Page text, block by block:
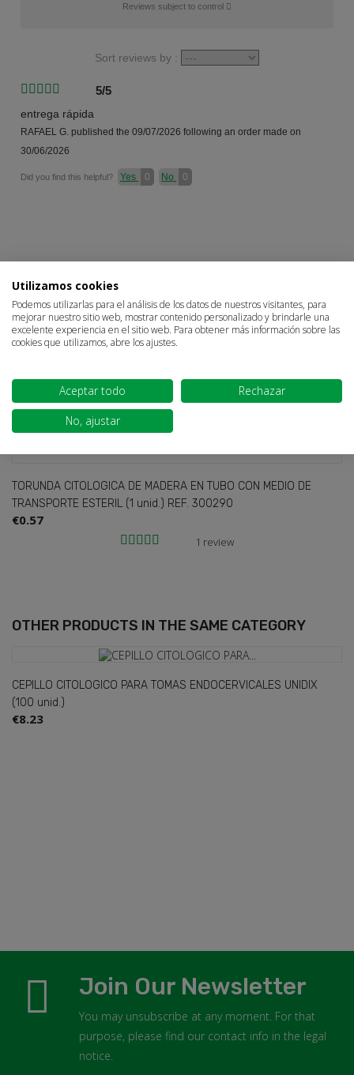
Reviews subject to control
Sort reviews by :
5/5
entrega rápida
RAFAEL G. published the 09/07/2026 following an order made on
30/06/2026
Did you find this helpful? Yes 0 No 0
BOUGHT
TORUNDA CITOLOGICA DE MADERA EN TUBO CON MEDIO DE
TRANSPORTE ESTERIL (1 unid.) REF. 300290
€0.57
1 review
OTHER PRODUCTS IN THE SAME CATEGORY
CEPILLO CITOLOGICO PARA TOMAS ENDOCERVICALES UNIDIX
(100 unid.)
€8.23
Join Our Newsletter
You may unsubscribe at any moment. For that
purpose, please find our contact info in the legal
notice.
You need to be logged in to save products in your wish
list.
Cancel Sign in
Utilizamos cookies
Podemos utilizarlas para el análisis de los datos de nuestros visitantes, para
mejorar nuestro sitio web, mostrar contenido personalizado y brindarle una
excelente experiencia en el sitio web. Para obtener más información sobre las
cookies que utilizamos, abre los ajustes.
Aceptar todo
Rechazar
No, ajustar